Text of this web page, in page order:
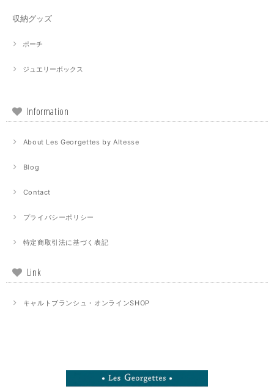
収納グッズ
ポーチ
ジュエリーボックス
Information
About Les Georgettes by Altesse
Blog
Contact
プライバシーポリシー
特定商取引法に基づく表記
Link
キャルトブランシュ・オンラインSHOP